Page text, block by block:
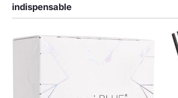
indispensable